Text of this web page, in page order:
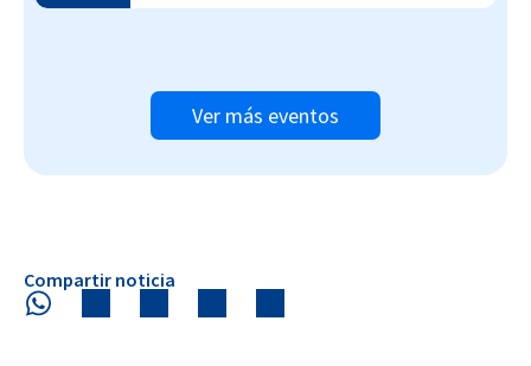
Ver más eventos
Compartir noticia